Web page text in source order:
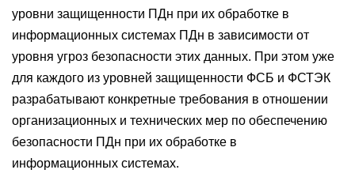
уровни защищенности ПДн при их обработке в
информационных системах ПДн в зависимости от
уровня угроз безопасности этих данных. При этом уже
для каждого из уровней защищенности ФСБ и ФСТЭК
разрабатывают конкретные требования в отношении
организационных и технических мер по обеспечению
безопасности ПДн при их обработке в
информационных системах.